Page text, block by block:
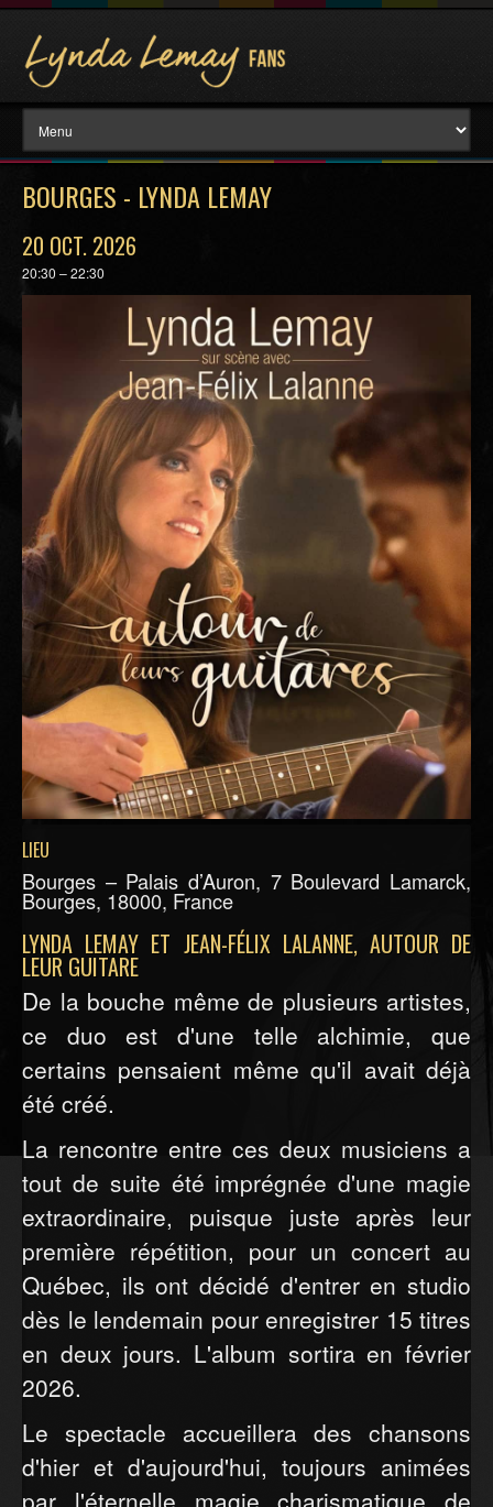
BOURGES - LYNDA LEMAY
20 OCT. 2026
20:30 – 22:30
LIEU
Bourges – Palais d’Auron, 7 Boulevard Lamarck,
Bourges, 18000, France
LYNDA LEMAY ET JEAN-FÉLIX LALANNE, AUTOUR DE
LEUR GUITARE
De la bouche même de plusieurs artistes,
ce duo est d'une telle alchimie, que
certains pensaient même qu'il avait déjà
été créé.
La rencontre entre ces deux musiciens a
tout de suite été imprégnée d'une magie
extraordinaire, puisque juste après leur
première répétition, pour un concert au
Québec, ils ont décidé d'entrer en studio
dès le lendemain pour enregistrer 15 titres
en deux jours. L'album sortira en février
2026.
Le spectacle accueillera des chansons
d'hier et d'aujourd'hui, toujours animées
par l'éternelle magie charismatique de